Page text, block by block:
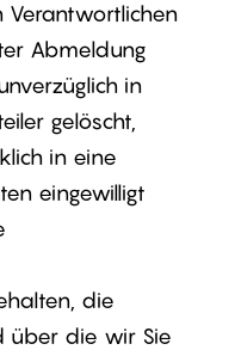
Verantwortlichen
Abmeldung
in
gelöscht,
in eine
eingewilligt
die
über die wir Sie